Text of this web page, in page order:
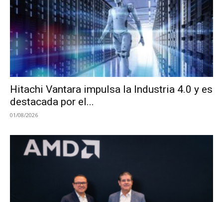
Hitachi Vantara impulsa la Industria 4.0 y es
destacada por el...
01/08/2026